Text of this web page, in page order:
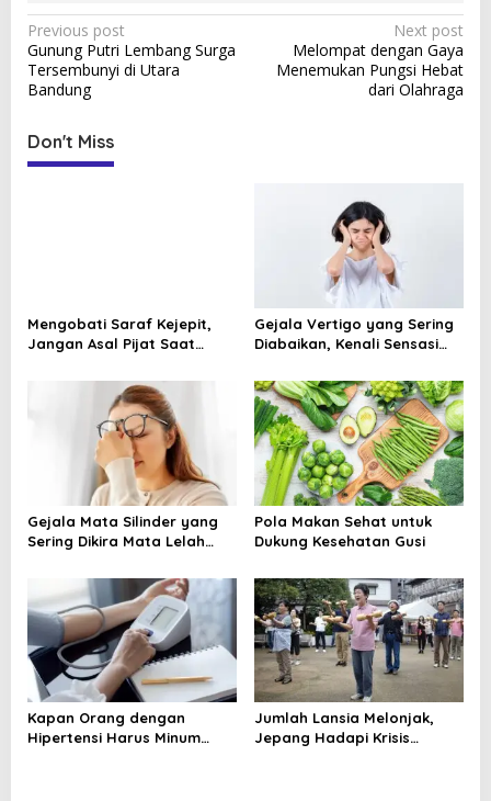
P
o
s
t
n
a
t
Previous post
Gunung Putri Lembang Surga
Tersembunyi di Utara
Bandung
Next post
Melompat dengan Gaya
Menemukan Pungsi Hebat
dari Olahraga
Don't Miss
Mengobati Saraf Kejepit,
Jangan Asal Pijat Saat
Mengganggu
Gejala Vertigo yang Sering
Diabaikan, Kenali Sensasi
Bahayanya
Gejala Mata Silinder yang
Sering Dikira Mata Lelah
Pola Makan Sehat untuk
Dukung Kesehatan Gusi
Kapan Orang dengan
Hipertensi Harus Minum
Jumlah Lansia Melonjak,
Jepang Hadapi Krisis